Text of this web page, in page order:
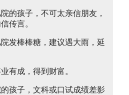
的孩子，不可太亲信朋友，
传言。
发棒棒糖，建议遇大雨，延
有成，得到财富。
的孩子，文科或口试成绩差影